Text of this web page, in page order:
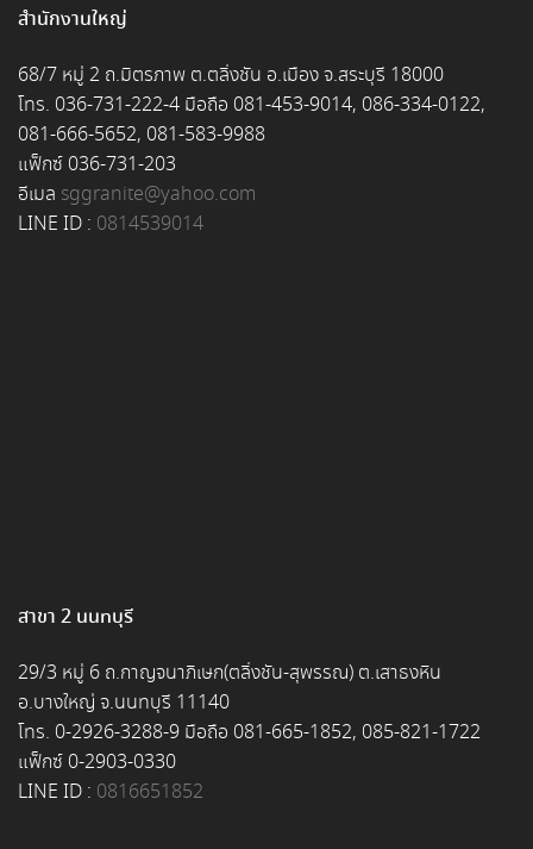
สำนักงานใหญ่
68/7 หมู่ 2 ถ.มิตรภาพ ต.ตลิ่งชัน อ.เมือง จ.สระบุรี 18000
โทร. 036-731-222-4 มือถือ 081-453-9014, 086-334-0122,
081-666-5652, 081-583-9988
แฟ็กซ์ 036-731-203
อีเมล sggranite@yahoo.com
LINE ID : 0814539014
สาขา 2 นนทบุรี
29/3 หมู่ 6 ถ.กาญจนาภิเษก(ตลิ่งชัน-สุพรรณ) ต.เสาธงหิน
อ.บางใหญ่ จ.นนทบุรี 11140
โทร. 0-2926-3288-9 มือถือ 081-665-1852, 085-821-1722
แฟ็กซ์ 0-2903-0330
LINE ID : 0816651852